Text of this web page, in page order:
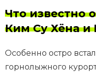
Что известно
Ким Су Хёна и
Особенно остро
горнолыжного